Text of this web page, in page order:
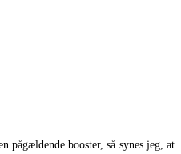
pågældende booster, så synes jeg, at